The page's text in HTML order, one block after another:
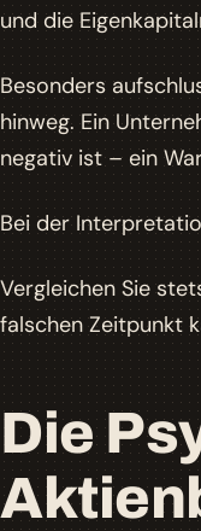
und die
Besonders
hinweg. Ein
negativ ist – ein
Bei der
Vergleichen Sie
falschen Zeitpunkt
Die